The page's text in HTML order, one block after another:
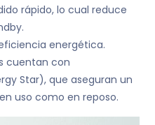
rápido, lo cual reduce
energética.
cuentan con
Star), que aseguran un
uso como en reposo.